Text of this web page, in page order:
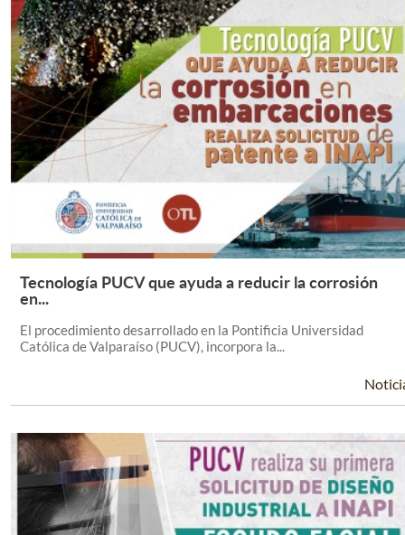
Leer Más +
Tecnología PUCV que ayuda a reducir la corrosión
en...
El procedimiento desarrollado en la Pontificia Universidad
Católica de Valparaíso (PUCV), incorpora la...